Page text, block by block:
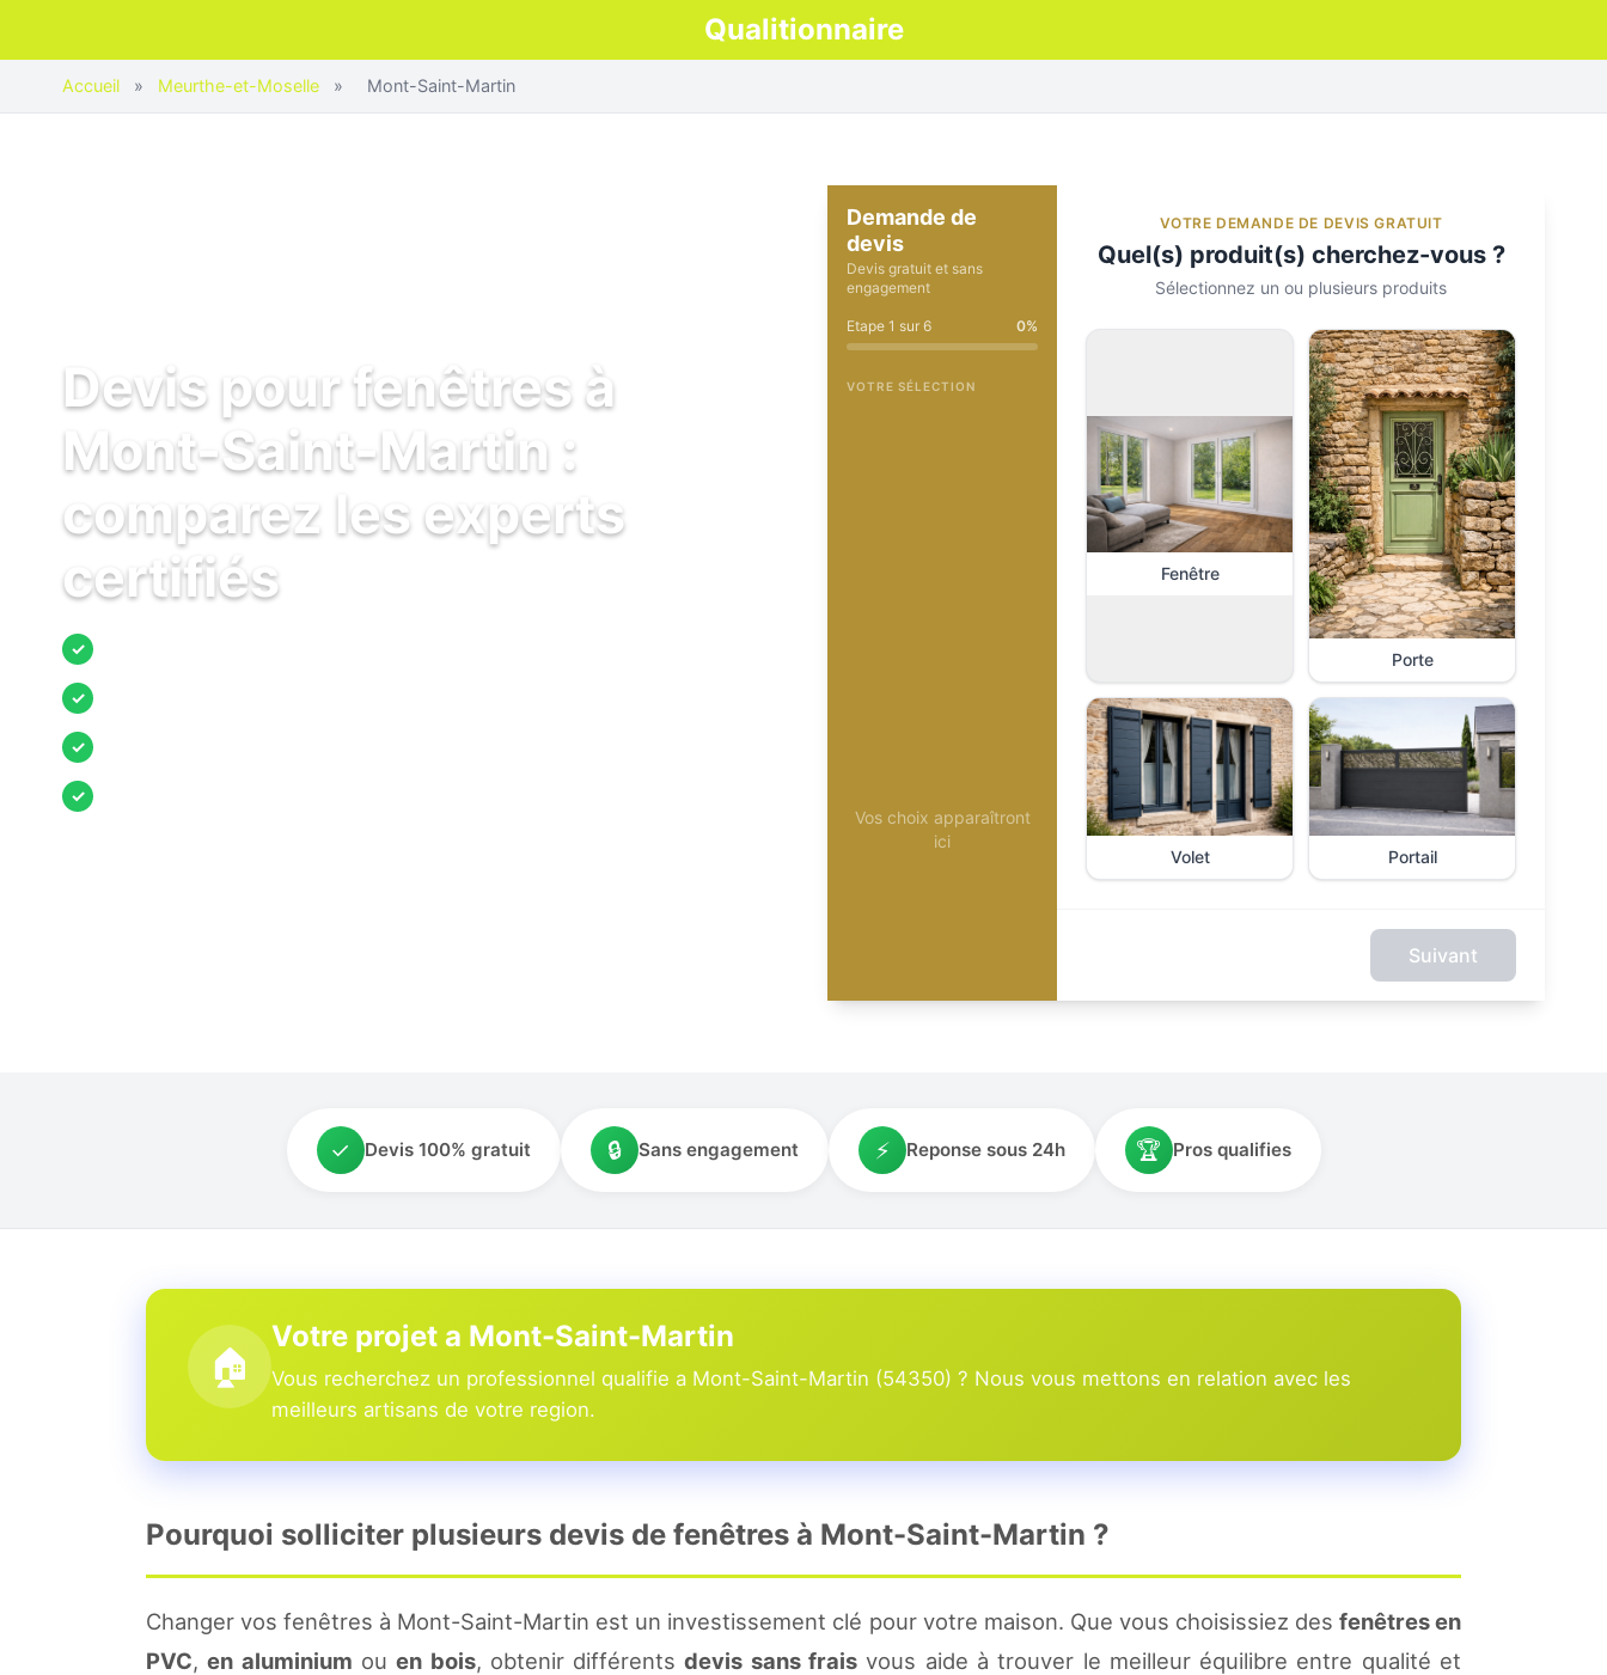
Qualitionnaire
Accueil » Meurthe-et-Moselle » Mont-Saint-Martin
Devis pour fenêtres à
Mont-Saint-Martin :
comparez les experts
certifiés
✓
✓
✓
✓
Demande de
devis
Devis gratuit et sans
engagement
Etape 1 sur 6 0%
VOTRE SÉLECTION
Vos choix apparaîtront
ici
VOTRE DEMANDE DE DEVIS GRATUIT
Quel(s) produit(s) cherchez-vous ?
Sélectionnez un ou plusieurs produits
Fenêtre
Porte
Volet Portail
Suivant
✓ Devis 100% gratuit 🔒 Sans engagement ⚡ Reponse sous 24h 🏆 Pros qualifies
🏠
Votre projet a Mont-Saint-Martin
Vous recherchez un professionnel qualifie a Mont-Saint-Martin (54350) ? Nous vous mettons en relation avec les
meilleurs artisans de votre region.
Pourquoi solliciter plusieurs devis de fenêtres à Mont-Saint-Martin ?
Changer vos fenêtres à Mont-Saint-Martin est un investissement clé pour votre maison. Que vous choisissiez des fenêtres en
PVC,en aluminium ouen bois, obtenir différentsdevis sans frais vous aide à trouver le meilleur équilibre entre qualité et